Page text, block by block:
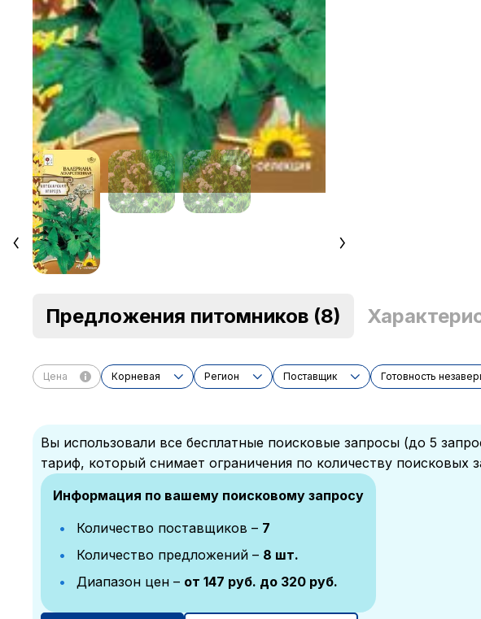
Предложения питомников (8)
Цена Корневая Регион Поставщик Готовность
Вы использовали все бесплатные поисковые запросы (до 5
тариф, который снимает ограничения по количеству поисковых
Информация по вашему поисковому запросу
Количество поставщиков – 7
Количество предложений – 8 шт.
Диапазон цен – от 147 руб. до 320 руб.